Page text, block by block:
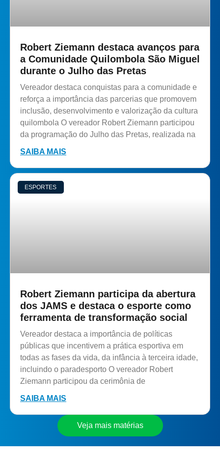
Robert Ziemann destaca avanços para
a Comunidade Quilombola São Miguel
durante o Julho das Pretas
Vereador destaca conquistas para a comunidade e
reforça a importância das parcerias que promovem
inclusão, desenvolvimento e valorização da cultura
quilombola O vereador Robert Ziemann participou
da programação do Julho das Pretas, realizada na
SAIBA MAIS
ESPORTES
Robert Ziemann participa da abertura
dos JAMS e destaca o esporte como
ferramenta de transformação social
Vereador destaca a importância de políticas
públicas que incentivem a prática esportiva em
todas as fases da vida, da infância à terceira idade,
incluindo o paradesporto O vereador Robert
Ziemann participou da cerimônia de
SAIBA MAIS
Veja mais matérias